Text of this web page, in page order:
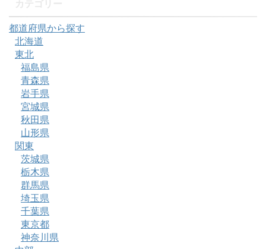
都道府県から探す
北海道
東北
福島県
青森県
岩手県
宮城県
秋田県
山形県
関東
茨城県
栃木県
群馬県
埼玉県
千葉県
東京都
神奈川県